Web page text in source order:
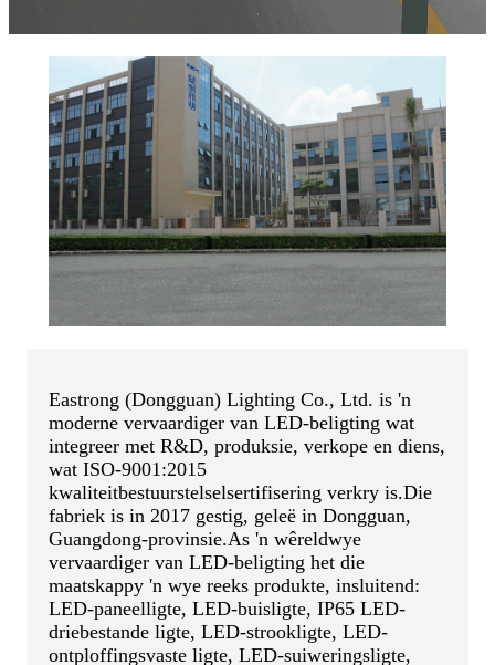
Eastrong (Dongguan) Lighting Co., Ltd. is 'n
moderne vervaardiger van LED-beligting wat
integreer met R&D, produksie, verkope en diens,
wat ISO-9001:2015
kwaliteitbestuurstelselsertifisering verkry is.Die
fabriek is in 2017 gestig, geleë in Dongguan,
Guangdong-provinsie.As 'n wêreldwye
vervaardiger van LED-beligting het die
maatskappy 'n wye reeks produkte, insluitend:
LED-paneelligte, LED-buisligte, IP65 LED-
driebestande ligte, LED-strookligte, LED-
ontploffingsvaste ligte, LED-suiweringsligte,